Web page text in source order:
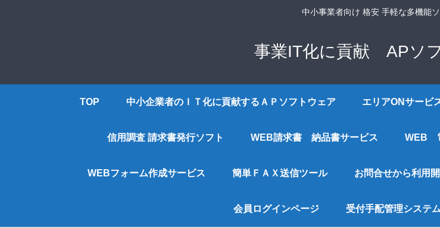
中小事業者向け 格安 手軽な多機能
事業IT化に貢献 APソ
TOP 中小企業者のＩＴ化に貢献するＡＰソフトウェア エリアONサービ
信用調査 請求書発行ソフト WEB請求書 納品書サービス WEB
WEBフォーム作成サービス 簡単ＦＡＸ送信ツール お問合せから利用
会員ログインページ 受付手配管理システム